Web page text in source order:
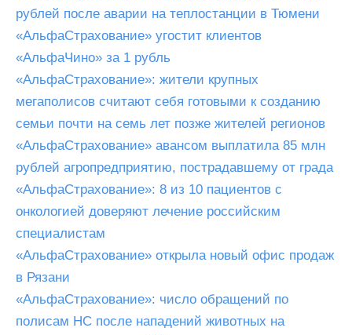
рублей после аварии на теплостанции в Тюмени
«АльфаСтрахование» угостит клиентов
«АльфаЧино» за 1 рубль
«АльфаСтрахование»: жители крупных
мегаполисов считают себя готовыми к созданию
семьи почти на семь лет позже жителей регионов
«АльфаСтрахование» авансом выплатила 85 млн
рублей агропредприятию, пострадавшему от града
«АльфаСтрахование»: 8 из 10 пациентов с
онкологией доверяют лечение российским
специалистам
«АльфаСтрахование» открыла новый офис продаж
в Рязани
«АльфаСтрахование»: число обращений по
полисам НС после нападений животных на